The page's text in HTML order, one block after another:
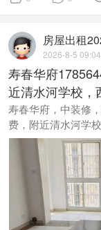
房屋出租
2026-8-5 09:04
寿春华府
近清水河学校，
寿春华府，中装修
费，附近清水河学